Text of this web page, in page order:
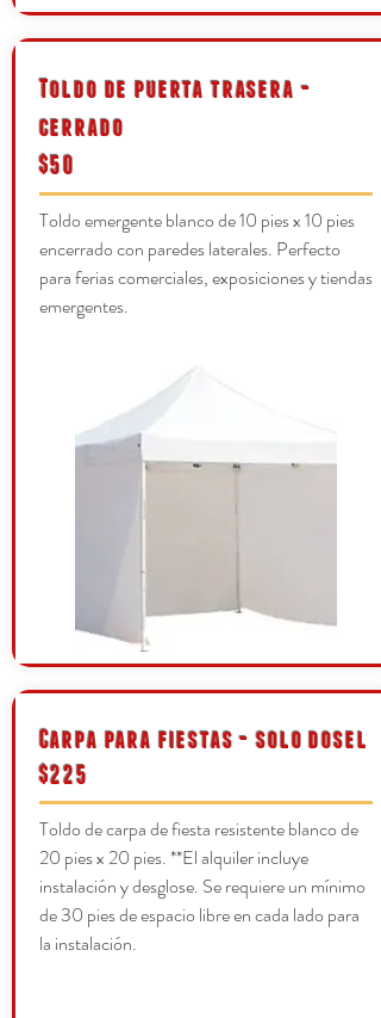
Toldo de puerta trasera -
cerrado
$50
Toldo emergente blanco de 10 pies x 10 pies
encerrado con paredes laterales. Perfecto
para ferias comerciales, exposiciones y tiendas
emergentes.
Carpa para fiestas - solo dosel
$225
Toldo de carpa de fiesta resistente blanco de
20 pies x 20 pies. **El alquiler incluye
instalación y desglose. Se requiere un mínimo
de 30 pies de espacio libre en cada lado para
la instalación.